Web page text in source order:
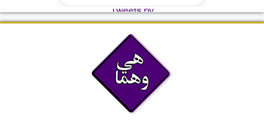
Tweets by